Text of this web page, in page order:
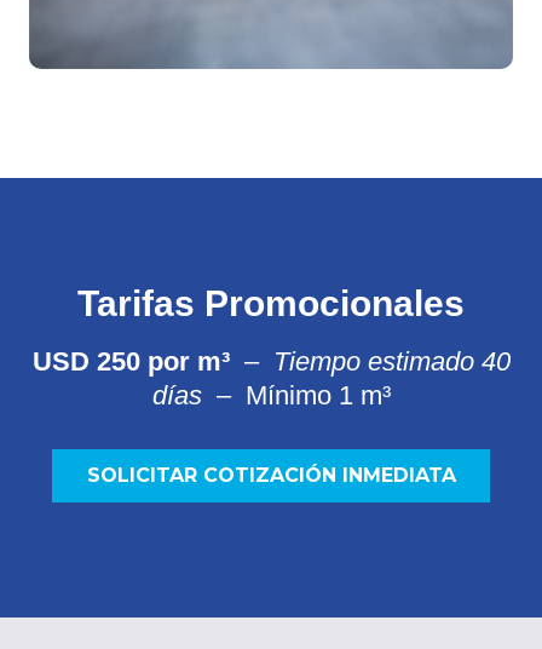
Tarifas Promocionales
USD 250 por m³– Tiempo estimado 40
días– Mínimo 1 m³
SOLICITAR COTIZACIÓN INMEDIATA